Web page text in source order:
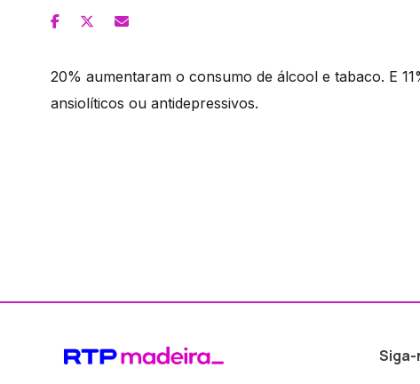
20% aumentaram o consumo de álcool e tabaco. E
ansiolíticos ou antidepressivos.
Siga-